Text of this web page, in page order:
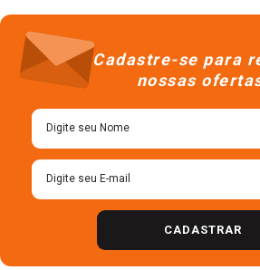
Cadastre-se para
nossas
CADASTRAR